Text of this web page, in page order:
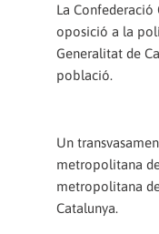
La Confederació
oposició a la
Generalitat de
població.
Un
metropolitana
metropolitana
Catalunya.